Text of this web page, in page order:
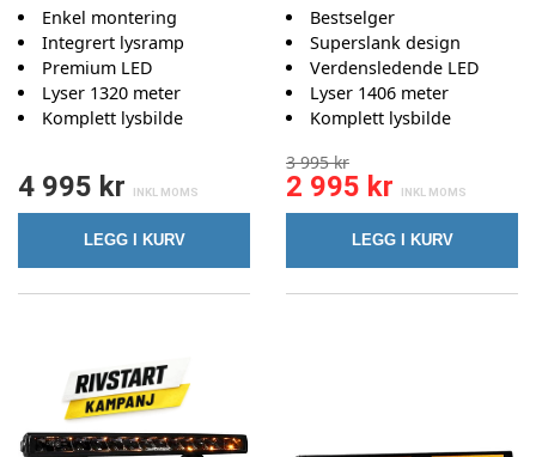
Enkel montering
Integrert lysramp
Premium LED
Lyser 1320 meter
Komplett lysbilde
4 995 kr
LEGG I KURV
Bestselger
Superslank design
Verdensledende LED
Lyser 1406 meter
Komplett lysbilde
3 995 kr
2 995 kr
LEGG I KURV